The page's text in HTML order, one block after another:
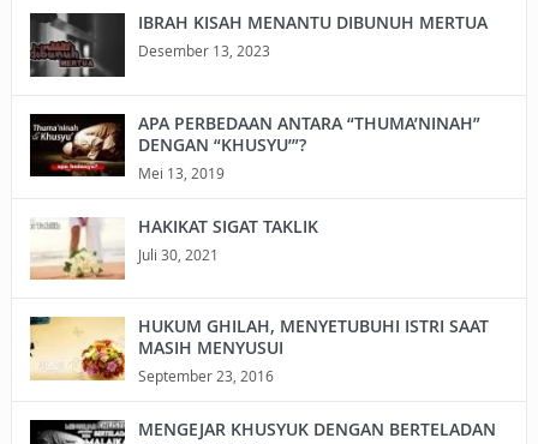
IBRAH KISAH MENANTU DIBUNUH MERTUA
Desember 13, 2023
APA PERBEDAAN ANTARA “THUMA’NINAH”
DENGAN “KHUSYU’”?
Mei 13, 2019
HAKIKAT SIGAT TAKLIK
Juli 30, 2021
HUKUM GHILAH, MENYETUBUHI ISTRI SAAT
MASIH MENYUSUI
September 23, 2016
MENGEJAR KHUSYUK DENGAN BERTELADAN